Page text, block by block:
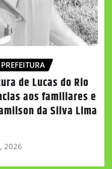
PREFEITURA
de Lucas do Rio
aos familiares e
da Silva Lima
2026